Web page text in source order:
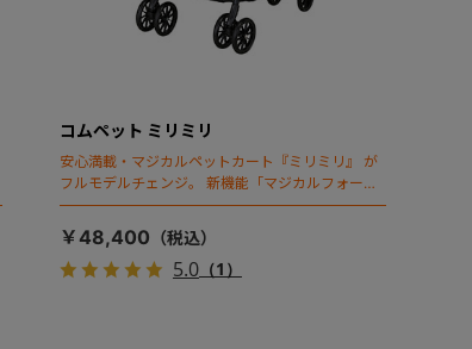
コムペット ミリミリ
安心満載・マジカルペットカート『ミリミリ』 が
フルモデルチェンジ。 新機能「マジカルフォール
ディング」搭載
￥48,400
5.0（1）